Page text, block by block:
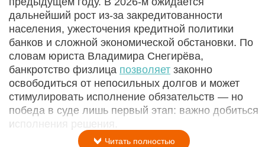
дальнейший рост из‑за закредитованности
населения, ужесточения кредитной политики
банков и сложной экономической обстановки. По
словам юриста Владимира Снегирёва,
банкротство физлица позволяет законно
освободиться от непосильных долгов и может
стимулировать исполнение обязательств — но
победа в суде лишь первый этап: важно добиться
исполнения решения.
Читать полностью